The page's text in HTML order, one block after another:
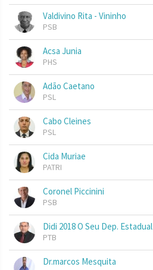
Valdivino Rita - Vininho
PSB
Acsa Junia
PHS
Adão Caetano
PSL
Cabo Cleines
PSL
Cida Muriae
PATRI
Coronel Piccinini
PSB
Didi 2018 O Seu Dep. Estadual
PTB
Dr.marcos Mesquita